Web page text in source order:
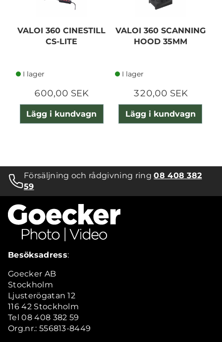
VALOI 360 CINESTILL
CS-LITE
I lager
600,00 SEK
Lägg i kundvagn
VALOI 360 SCANNING
HOOD 35MM
I lager
320,00 SEK
Lägg i kundvagn
Försäljning och rådgivning ring08 408 382
59
Besöksadress:
Goecker AB
Stockholm
Ljusterögatan 12
116 42 Stockholm
Tel 08 408 382 59
Org.nr.: 556813-8449